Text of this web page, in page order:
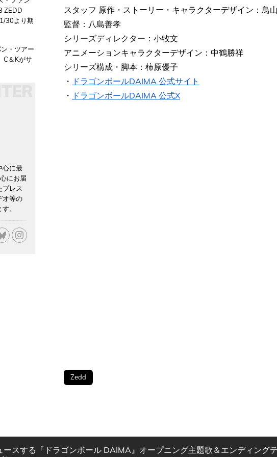
スタッフ 原作・ストーリー・キャラクターデザイン：鳥
監督：八島善孝
シリーズディレクター：小牧文
アニメーションキャラクターデザイン：中鶴勝祥
シリーズ構成・脚本：柿原優子
・ ドラゴンボールDAIMA 公式サイト
・ ドラゴンボールDAIMA 公式X
Zedd
ZEDD
30より期
・ツアー
C＆Kがサ
心に最
にお届
プレス
オ等の
。
ースする『ドラゴンボール DAIMA』オープニング主題歌＆エンディング